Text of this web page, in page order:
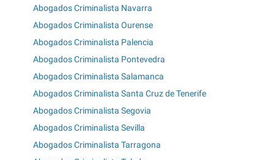
Abogados Criminalista Navarra
Abogados Criminalista Ourense
Abogados Criminalista Palencia
Abogados Criminalista Pontevedra
Abogados Criminalista Salamanca
Abogados Criminalista Santa Cruz de Tenerife
Abogados Criminalista Segovia
Abogados Criminalista Sevilla
Abogados Criminalista Tarragona